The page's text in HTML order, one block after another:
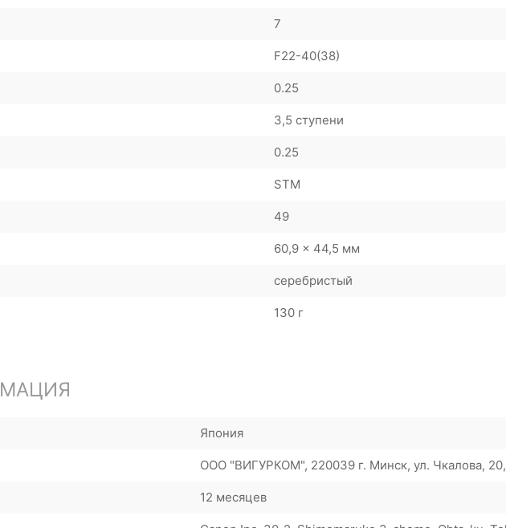
7
F22-40(38)
0.25
3,5 ступени
0.25
STM
49
60,9 x 44,5 мм
серебристый
130 г
Япония
ООО "ВИГУРКОМ", 220039 г. Минск, ул. Чкалова,
12 месяцев